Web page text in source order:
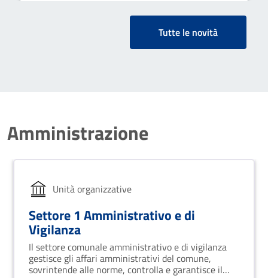
Tutte le novità
Amministrazione
Unità organizzative
Settore 1 Amministrativo e di
Vigilanza
Il settore comunale amministrativo e di vigilanza
gestisce gli affari amministrativi del comune,
sovrintende alle norme, controlla e garantisce il